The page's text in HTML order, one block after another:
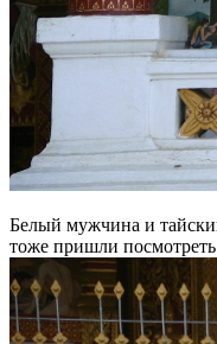
Белый мужчина и
тоже пришли посмотреть